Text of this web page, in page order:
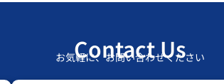
Contact Us
お気軽に、お問い合わせください